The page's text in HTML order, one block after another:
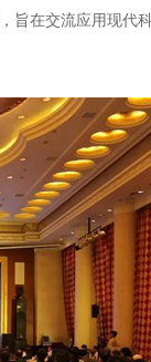
旨在交流应用现代